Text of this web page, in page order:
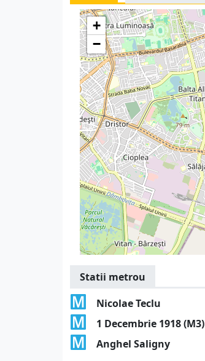
+
−
Statii metrou
Nicolae Teclu
1 Decembrie 1918 (M3)
Anghel Saligny